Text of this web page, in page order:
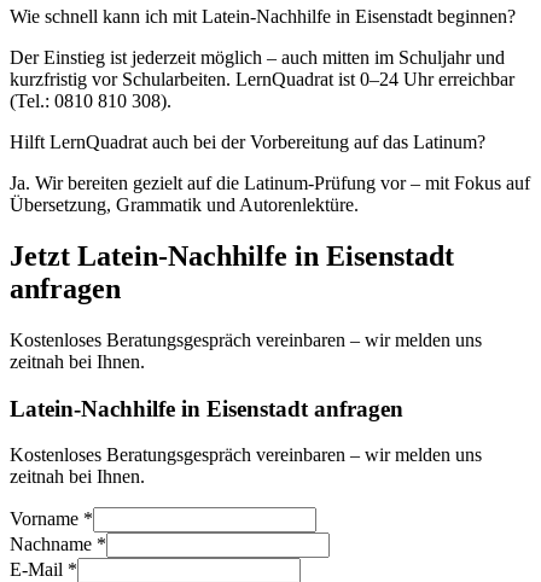
Wie schnell kann ich mit Latein-Nachhilfe in Eisenstadt beginnen?
Der Einstieg ist jederzeit möglich – auch mitten im Schuljahr und
kurzfristig vor Schularbeiten. LernQuadrat ist 0–24 Uhr erreichbar
(Tel.: 0810 810 308).
Hilft LernQuadrat auch bei der Vorbereitung auf das Latinum?
Ja. Wir bereiten gezielt auf die Latinum-Prüfung vor – mit Fokus auf
Übersetzung, Grammatik und Autorenlektüre.
Jetzt Latein-Nachhilfe in Eisenstadt
anfragen
Kostenloses Beratungsgespräch vereinbaren – wir melden uns
zeitnah bei Ihnen.
Latein-Nachhilfe in Eisenstadt anfragen
Kostenloses Beratungsgespräch vereinbaren – wir melden uns
zeitnah bei Ihnen.
Vorname *
Nachname *
E-Mail *